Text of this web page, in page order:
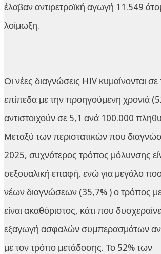
έλαβαν αντιρετροϊκή αγωγή 11.549
λοίμωξη.
Οι νέες διαγνώσεις HIV κυμαίνονται
επίπεδα με την προηγούμενη χρονιά
αντιστοιχούν σε 5,1 ανά 100.000
Μεταξύ των περιστατικών που
2025, συχνότερος τρόπος μόλυνσης
σεξουαλική επαφή, ενώ για μεγάλο
νέων διαγνώσεων (35,7% ) ο τρόπος
είναι ακαθόριστος, κάτι που
εξαγωγή ασφαλών συμπερασμάτων
με τον τρόπο μετάδοσης. Το 52% των